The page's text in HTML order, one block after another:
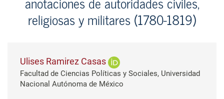
religiosas y militares (1780-1819)
Ulises Ramirez Casas
Facultad de Ciencias Políticas y Sociales, Universidad
Nacional Autónoma de México